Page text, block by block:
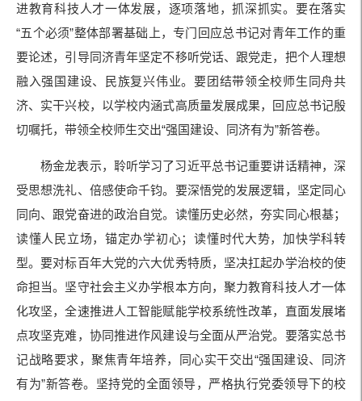
进教育科技人才一体发展，逐项落地，抓深抓实。要在落实
“五个必须”整体部署基础上，专门回应总书记对青年工作的重
要论述，引导同济青年坚定不移听党话、跟党走，把个人理想
融入强国建设、民族复兴伟业。要团结带领全校师生同舟共
济、实干兴校，以学校内涵式高质量发展成果，回应总书记殷
切嘱托，带领全校师生交出“强国建设、同济有为”新答卷。
杨金龙表示，聆听学习了习近平总书记重要讲话精神，深
受思想洗礼、倍感使命千钧。要深悟党的发展逻辑，坚定同心
同向、跟党奋进的政治自觉。读懂历史必然，夯实同心根基；
读懂人民立场，锚定办学初心；读懂时代大势，加快学科转
型。要对标百年大党的六大优秀特质，坚决扛起办学治校的使
命担当。坚守社会主义办学根本方向，聚力教育科技人才一体
化攻坚，全速推进人工智能赋能学校系统性改革，直面发展堵
点攻坚克难，协同推进作风建设与全面从严治党。要落实总书
记战略要求，聚焦青年培养，同心实干交出“强国建设、同济
有为”新答卷。坚持党的全面领导，严格执行党委领导下的校